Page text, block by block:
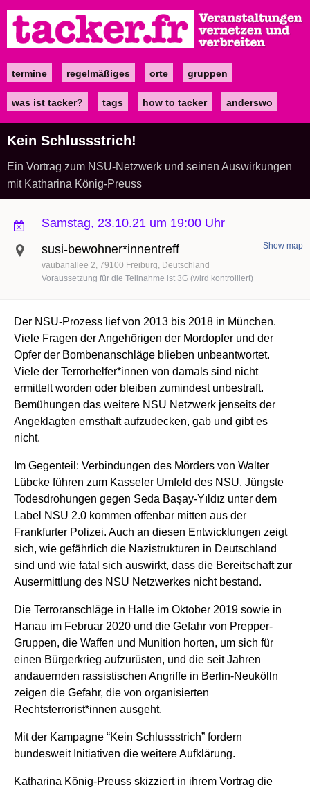
zum
Inhalt
Maintermine regelmäßiges orte gruppen
was ist tacker? tags how to tacker anderswo
Kein Schlussstrich!
Ein Vortrag zum NSU-Netzwerk und seinen Auswirkungen
mit Katharina König-Preuss
Samstag, 23.10.21 um 19:00 Uhr
susi-bewohner*innentreff
vaubanallee 2 79100 Freiburg Deutschland
Show map
Voraussetzung für die Teilnahme ist 3G (wird kontrolliert)
Der NSU-Prozess lief von 2013 bis 2018 in München.
Viele Fragen der Angehörigen der Mordopfer und der
Opfer der Bombenanschläge blieben unbeantwortet.
Viele der Terrorhelfer*innen von damals sind nicht
ermittelt worden oder bleiben zumindest unbestraft.
Bemühungen das weitere NSU Netzwerk jenseits der
Angeklagten ernsthaft aufzudecken, gab und gibt es
nicht.
Im Gegenteil: Verbindungen des Mörders von Walter
Lübcke führen zum Kasseler Umfeld des NSU. Jüngste
Todesdrohungen gegen Seda Başay-Yıldız unter dem
Label NSU 2.0 kommen offenbar mitten aus der
Frankfurter Polizei. Auch an diesen Entwicklungen zeigt
sich, wie gefährlich die Nazistrukturen in Deutschland
sind und wie fatal sich auswirkt, dass die Bereitschaft zur
Ausermittlung des NSU Netzwerkes nicht bestand.
Die Terroranschläge in Halle im Oktober 2019 sowie in
Hanau im Februar 2020 und die Gefahr von Prepper-
Gruppen, die Waffen und Munition horten, um sich für
einen Bürgerkrieg aufzurüsten, und die seit Jahren
andauernden rassistischen Angriffe in Berlin-Neukölln
zeigen die Gefahr, die von organisierten
Rechtsterrorist*innen ausgeht.
Mit der Kampagne “Kein Schlussstrich” fordern
bundesweit Initiativen die weitere Aufklärung.
Katharina König-Preuss skizziertin ihrem Vortrag die